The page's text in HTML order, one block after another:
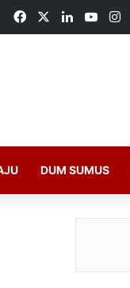
FacebookLinkedIn
DUM SUMUS